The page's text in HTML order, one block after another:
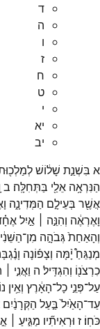
ד
ה
ו
ז
ח
ט
י
יא
יב
א בִּשְׁנַ֣ת שָׁל֔וֹשׁ
הַנִּרְאָ֥ה אֵלַ֖י בַּתְּחִלָּֽה׃ ב
אֲשֶׁ֖ר בְּעֵילָ֣ם הַמְּדִינָ֑ה
וָאֶרְאֶ֔ה וְהִנֵּ֣ה ׀ אַ֣יִל
וְהָאַחַת֙גְּבֹהָ֣ה מִן־
מְנַגֵּחַ֩יָ֨מָּה וְצָפ֜וֹנָה
כִרְצֹנ֖וֹ וְהִגְדִּֽיל׃ ה וַאֲנִ֣י ׀
עַל־פְּנֵ֣י כָל־הָאָ֔רֶץ וְאֵ֥ין
עַד־הָאַ֙יִל֙ בַּ֣עַל הַקְּרָנַ֔יִם
כֹּחֽוֹ׃ ז וּרְאִיתִ֞יו מַגִּ֣יעַ ׀